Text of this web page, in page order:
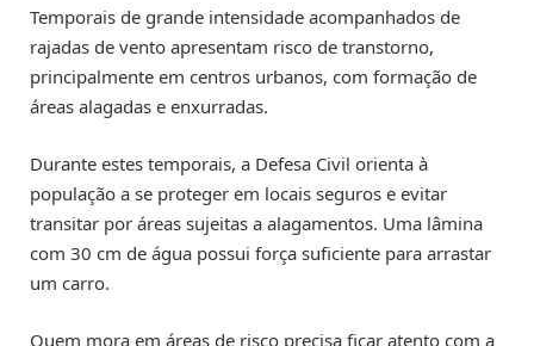
Temporais de grande intensidade acompanhados de
rajadas de vento apresentam risco de transtorno,
principalmente em centros urbanos, com formação de
áreas alagadas e enxurradas.
Durante estes temporais, a Defesa Civil orienta à
população a se proteger em locais seguros e evitar
transitar por áreas sujeitas a alagamentos. Uma lâmina
com 30 cm de água possui força suficiente para arrastar
um carro.
Quem mora em áreas de risco precisa ficar atento com a